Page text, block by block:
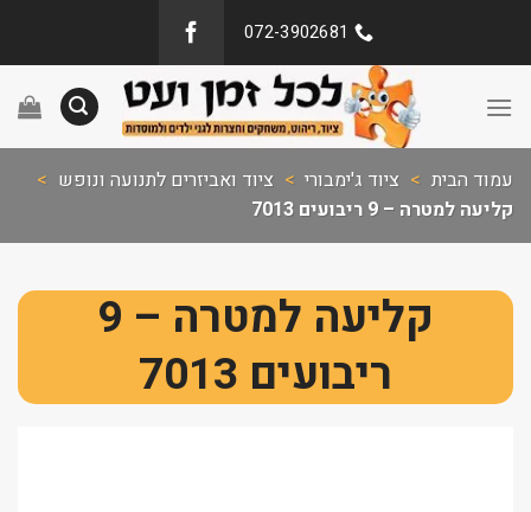
072-3902681
עמוד הבית > ציוד ג'ימבורי > ציוד ואביזרים לתנועה ונופש >
קליעה למטרה – 9 ריבועים 7013
קליעה למטרה – 9
ריבועים 7013